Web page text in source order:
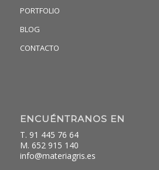
PORTFOLIO
BLOG
CONTACTO
ENCUÉNTRANOS EN
T. 91 445 76 64
M. 652 915 140
info@materiagris.es